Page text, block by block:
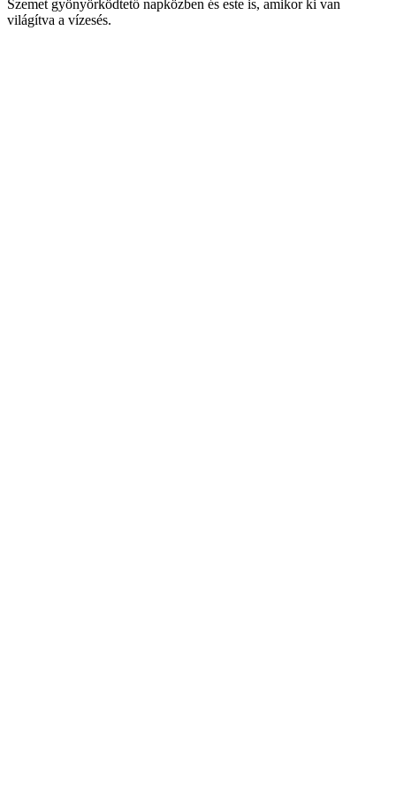
Szemet gyönyörködtető napközben és este is, amikor ki van
világítva a vízesés.